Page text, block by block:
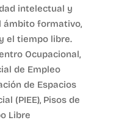
intelectual y
ámbito formativo,
el tiempo libre.
Ocupacional,
de Empleo
de Espacios
(PIEE), Pisos de
Libre